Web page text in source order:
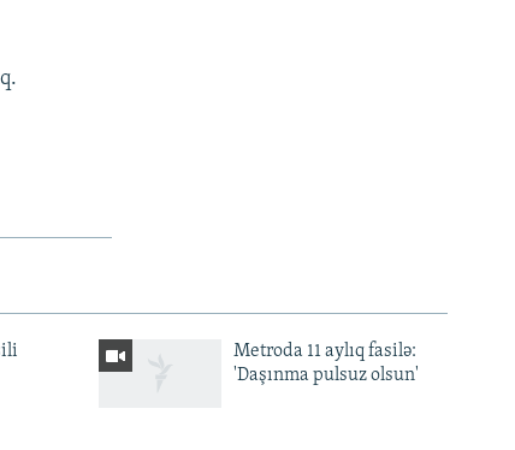
Metroda 11 aylıq fasilə:
'Daşınma pulsuz olsun'